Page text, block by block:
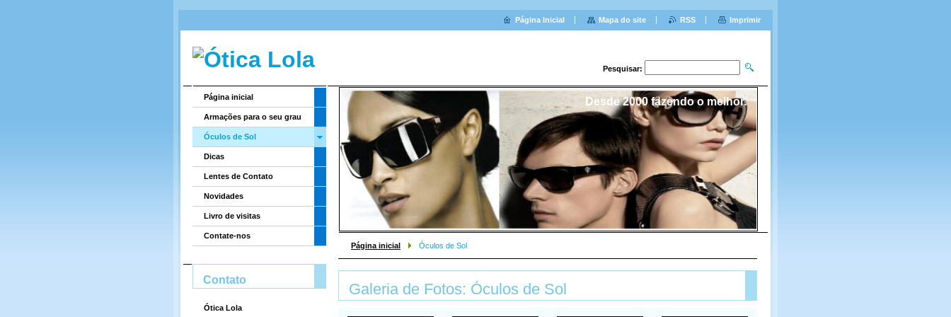
Pesquisar:
Desde 2000 fazendo o melhor.
Página inicial Óculos de Sol
Galeria de Fotos: Óculos de Sol
Página inicial
Armações para o seu grau
Óculos de Sol
Dicas
Lentes de Contato
Novidades
Livro de visitas
Contate-nos
Contato
Ótica Lola
Página Inicial Mapa do site RSS Imprimir